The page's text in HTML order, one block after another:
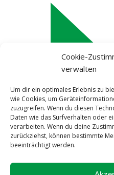
Cookie-
verwalten
Um dir ein optimales Erlebnis zu
wie Cookies, um
zuzugreifen. Wenn du diesen
Daten wie das Surfverhalten oder
verarbeiten. Wenn du deine
zurückziehst, können bestimmte
beeinträchtigt werden.
Impressum